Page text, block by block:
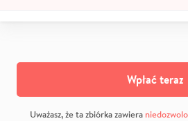
Wpłać teraz
Uważasz, że ta zbiórka zawiera